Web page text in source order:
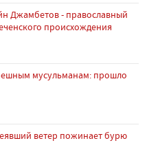
Джамбетов - православный
происхождения
мусульманам: прошло
ветер пожинает бурю